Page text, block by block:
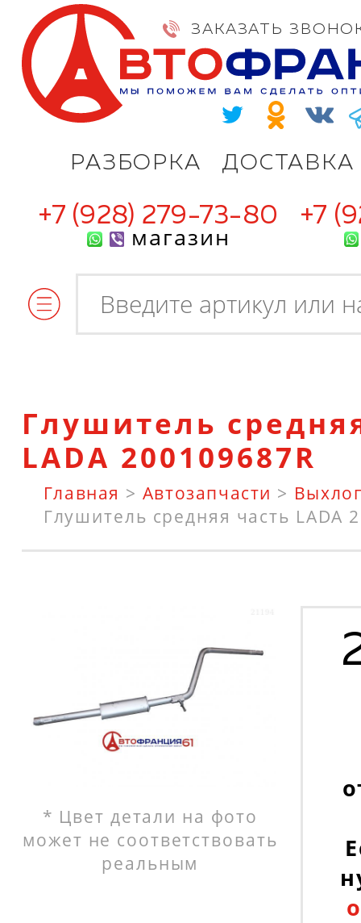
РАЗБОРКА ДОСТАВКА
ЗАКАЗАТЬ
+7 (928) 279-73-80
магазин
+7
Глушитель
LADA 200109687R
Главная > Автозапчасти >
Глушитель средняя часть LADA
* Цвет детали на фото
может не соответствовать
реальным